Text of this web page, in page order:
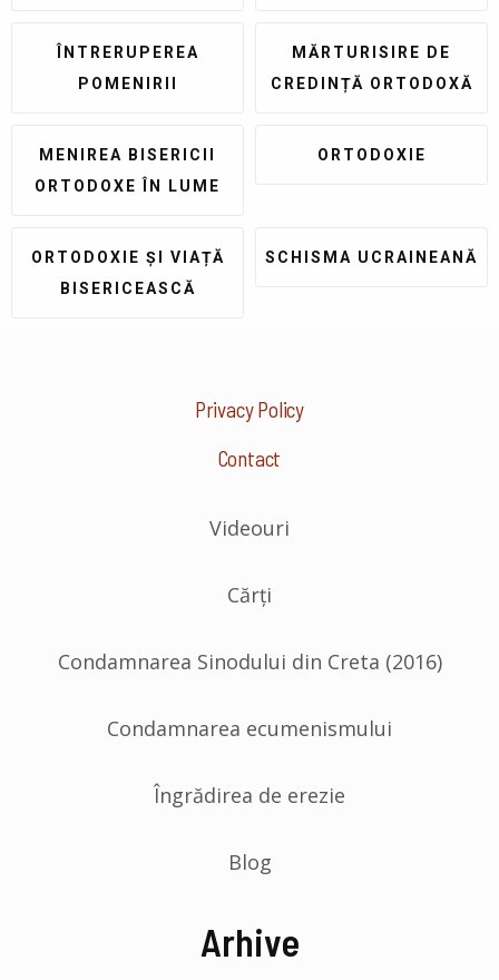
ÎNTRERUPEREA
POMENIRII
MĂRTURISIRE DE
CREDINȚĂ ORTODOXĂ
MENIREA BISERICII
ORTODOXE ÎN LUME
ORTODOXIE
ORTODOXIE ȘI VIAȚĂ
BISERICEASCĂ
SCHISMA UCRAINEANĂ
Privacy Policy
Contact
Videouri
Cărți
Condamnarea Sinodului din Creta (2016)
Condamnarea ecumenismului
Îngrădirea de erezie
Blog
Arhive